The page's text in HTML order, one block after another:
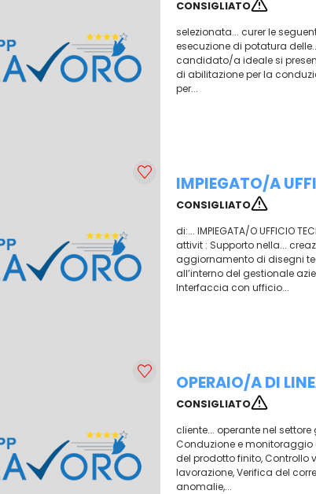
CONSIGLIATO
selezionata... curer le
esecuzione di potatura
candidato/a ideale si
di abilitazione per la
per...
IMPIEGATO/A
CONSIGLIATO
di:... IMPIEGATA/O UFFICIO
attivit : Supporto nella...
aggiornamento di disegni
all’interno del gestionale
Interfaccia con ufficio...
OPERAIO/A DI
CONSIGLIATO
cliente... operante nel settore
Conduzione e monitoraggio
del prodotto finito, Controllo
lavorazione, Verifica del
anomalie,...